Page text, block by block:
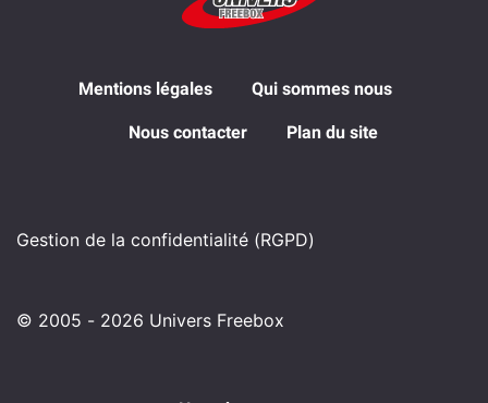
Mentions légales Qui sommes nous
Nous contacter Plan du site
Gestion de la confidentialité (RGPD)
© 2005 - 2026 Univers Freebox